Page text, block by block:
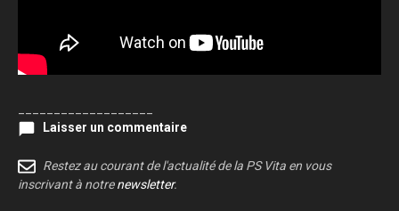
Laisser un commentaire
Restez au courant de l'actualité de la PS Vita en vous
inscrivant à notrenewsletter.